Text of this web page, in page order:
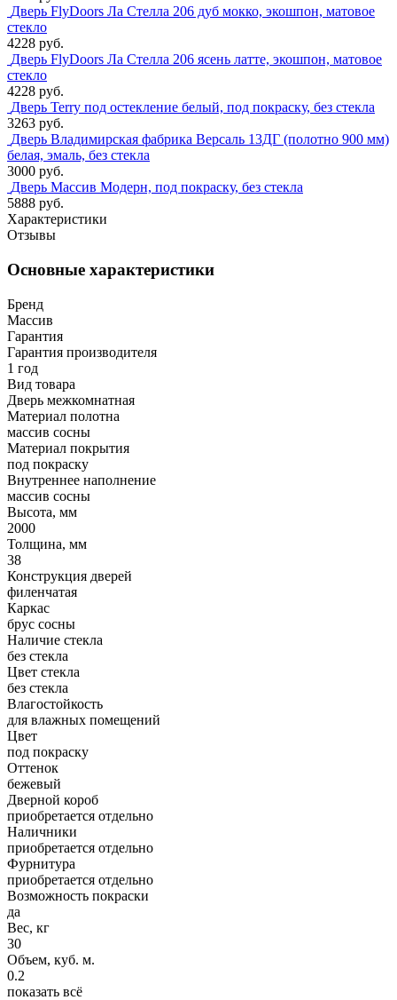
Дверь FlyDoors Ла Стелла 206 дуб мокко, экошпон, матовое
стекло
4228 руб.
Дверь FlyDoors Ла Стелла 206 ясень латте, экошпон, матовое
стекло
4228 руб.
Дверь Terry под остекление белый, под покраску, без стекла
3263 руб.
Дверь Владимирская фабрика Версаль 13ДГ (полотно 900 мм)
белая, эмаль, без стекла
3000 руб.
Дверь Массив Модерн, под покраску, без стекла
5888 руб.
Характеристики
Отзывы
Основные характеристики
Бренд
Массив
Гарантия
Гарантия производителя
1 год
Вид товара
Дверь межкомнатная
Материал полотна
массив сосны
Материал покрытия
под покраску
Внутреннее наполнение
массив сосны
Высота, мм
2000
Толщина, мм
38
Конструкция дверей
филенчатая
Каркас
брус сосны
Наличие стекла
без стекла
Цвет стекла
без стекла
Влагостойкость
для влажных помещений
Цвет
под покраску
Оттенок
бежевый
Дверной короб
приобретается отдельно
Наличники
приобретается отдельно
Фурнитура
приобретается отдельно
Возможность покраски
да
Вес, кг
30
Объем, куб. м.
0.2
показать всё